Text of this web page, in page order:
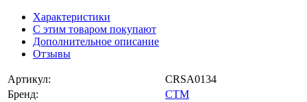
Характеристики
С этим товаром покупают
Дополнительное описание
Отзывы
Артикул:
CRSA0134
Бренд:
СТМ